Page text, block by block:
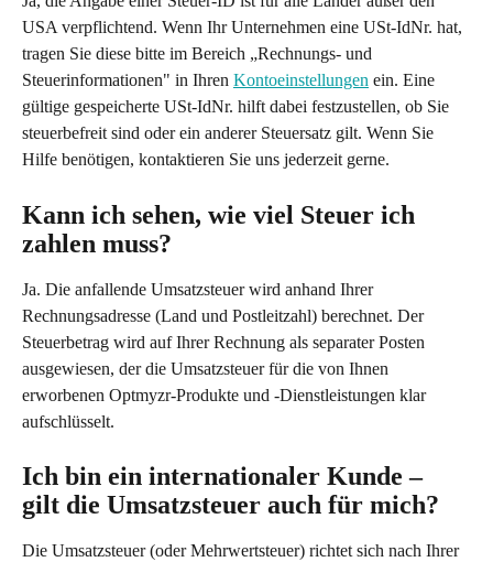
USA verpflichtend. Wenn Ihr Unternehmen eine USt-IdNr. hat,
tragen Sie diese bitte im Bereich „Rechnungs- und
Steuerinformationen" in Ihren Kontoeinstellungen ein. Eine
gültige gespeicherte USt-IdNr. hilft dabei festzustellen, ob Sie
steuerbefreit sind oder ein anderer Steuersatz gilt. Wenn Sie
Hilfe benötigen, kontaktieren Sie uns jederzeit gerne.
Kann ich sehen, wie viel Steuer ich
zahlen muss?
Ja. Die anfallende Umsatzsteuer wird anhand Ihrer
Rechnungsadresse (Land und Postleitzahl) berechnet. Der
Steuerbetrag wird auf Ihrer Rechnung als separater Posten
ausgewiesen, der die Umsatzsteuer für die von Ihnen
erworbenen Optmyzr-Produkte und -Dienstleistungen klar
aufschlüsselt.
Ich bin ein internationaler Kunde –
gilt die Umsatzsteuer auch für mich?
Die Umsatzsteuer (oder Mehrwertsteuer) richtet sich nach Ihrer